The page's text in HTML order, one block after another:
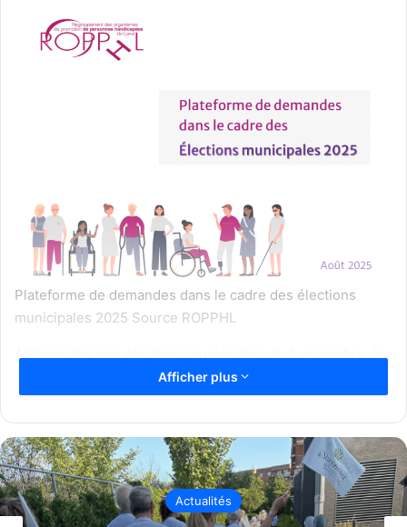
Plateforme de demandes dans le cadre des élections
municipales 2025 Source ROPPHL
À l’approche des élections municipales du 2 novembre, le
Regroupement des organismes de promotion de
personnes handicapées de Laval (ROPPHL) a dévoilé le 18
août une plateforme de revendications destinée aux
futures élues et futurs élus municipaux.
Fruit d’un travail concerté avec ses associations membres,
cette plateforme met de l’avant trois demandes prioritaires
Afficher plus
Actualités